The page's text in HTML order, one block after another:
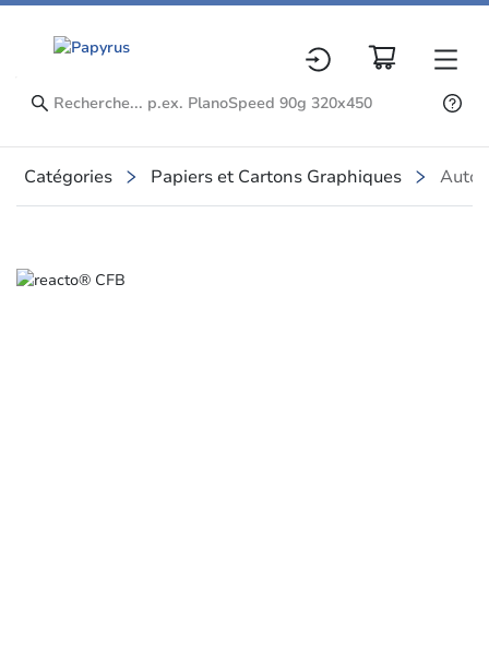
Catégories Papiers et Cartons Graphiques
Slide 1 of 1